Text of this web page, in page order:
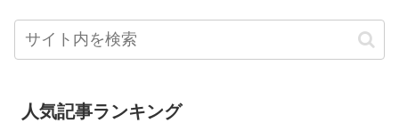
人気記事ランキング